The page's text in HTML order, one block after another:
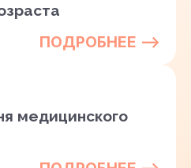
ПОДРОБНЕЕ —>
медицинского